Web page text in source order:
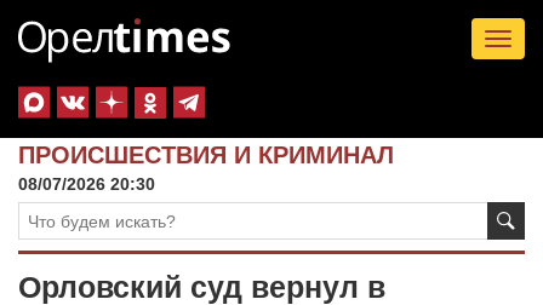
ПРОИСШЕСТВИЯ И КРИМИНАЛ
08/07/2026 20:30
Орловский суд вернул в